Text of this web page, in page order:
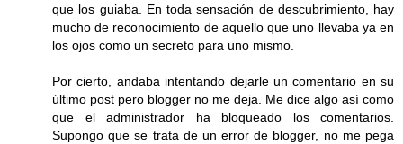
que los guiaba. En toda sensación de descubrimiento, hay
mucho de reconocimiento de aquello que uno llevaba ya en
los ojos como un secreto para uno mismo.
Por cierto, andaba intentando dejarle un comentario en su
último post pero blogger no me deja. Me dice algo así como
que el administrador ha bloqueado los comentarios.
Supongo que se trata de un error de blogger, no me pega